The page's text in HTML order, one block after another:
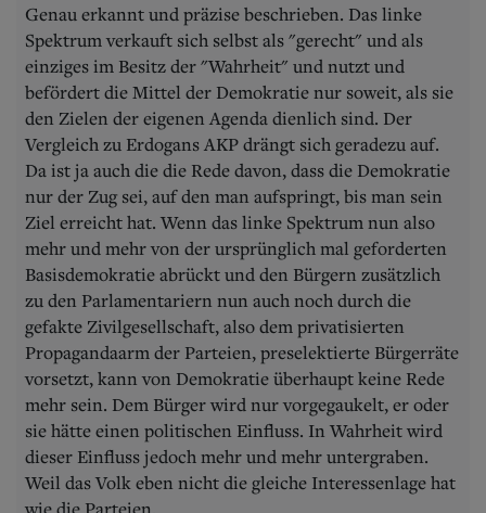
Genau erkannt und präzise beschrieben. Das linke
Spektrum verkauft sich selbst als "gerecht" und als
einziges im Besitz der "Wahrheit" und nutzt und
befördert die Mittel der Demokratie nur soweit, als sie
den Zielen der eigenen Agenda dienlich sind. Der
Vergleich zu Erdogans AKP drängt sich geradezu auf.
Da ist ja auch die die Rede davon, dass die Demokratie
nur der Zug sei, auf den man aufspringt, bis man sein
Ziel erreicht hat. Wenn das linke Spektrum nun also
mehr und mehr von der ursprünglich mal geforderten
Basisdemokratie abrückt und den Bürgern zusätzlich
zu den Parlamentariern nun auch noch durch die
gefakte Zivilgesellschaft, also dem privatisierten
Propagandaarm der Parteien, preselektierte Bürgerräte
vorsetzt, kann von Demokratie überhaupt keine Rede
mehr sein. Dem Bürger wird nur vorgegaukelt, er oder
sie hätte einen politischen Einfluss. In Wahrheit wird
dieser Einfluss jedoch mehr und mehr untergraben.
Weil das Volk eben nicht die gleiche Interessenlage hat